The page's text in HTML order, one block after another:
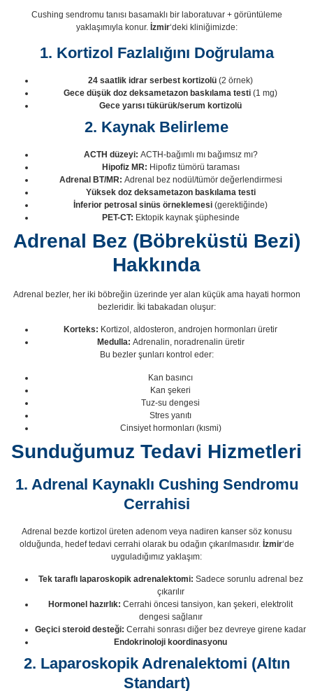
Cushing sendromu tanısı basamaklı bir laboratuvar + görüntüleme
yaklaşımıyla konur. İzmir‘deki kliniğimizde:
1. Kortizol Fazlalığını Doğrulama
24 saatlik idrar serbest kortizolü (2 örnek)
Gece düşük doz deksametazon baskılama testi (1 mg)
Gece yarısı tükürük/serum kortizolü
2. Kaynak Belirleme
ACTH düzeyi: ACTH-bağımlı mı bağımsız mı?
Hipofiz MR: Hipofiz tümörü taraması
Adrenal BT/MR: Adrenal bez nodül/tümör değerlendirmesi
Yüksek doz deksametazon baskılama testi
İnferior petrosal sinüs örneklemesi (gerektiğinde)
PET-CT: Ektopik kaynak şüphesinde
Adrenal Bez (Böbreküstü Bezi)
Hakkında
Adrenal bezler, her iki böbreğin üzerinde yer alan küçük ama hayati hormon
bezleridir. İki tabakadan oluşur:
Korteks: Kortizol, aldosteron, androjen hormonları üretir
Medulla: Adrenalin, noradrenalin üretir
Bu bezler şunları kontrol eder:
Kan basıncı
Kan şekeri
Tuz-su dengesi
Stres yanıtı
Cinsiyet hormonları (kısmi)
Sunduğumuz Tedavi Hizmetleri
1. Adrenal Kaynaklı Cushing Sendromu
Cerrahisi
Adrenal bezde kortizol üreten adenom veya nadiren kanser söz konusu
olduğunda, hedef tedavi cerrahi olarak bu odağın çıkarılmasıdır. İzmir‘de
uyguladığımız yaklaşım:
Tek taraflı laparoskopik adrenalektomi: Sadece sorunlu adrenal bez
çıkarılır
Hormonel hazırlık: Cerrahi öncesi tansiyon, kan şekeri, elektrolit
dengesi sağlanır
Geçici steroid desteği: Cerrahi sonrası diğer bez devreye girene kadar
Endokrinoloji koordinasyonu
2. Laparoskopik Adrenalektomi (Altın
Standart)